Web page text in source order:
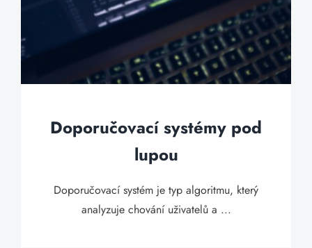
Doporučovací systémy pod
lupou
Doporučovací systém je typ algoritmu, který
analyzuje chování uživatelů a ...